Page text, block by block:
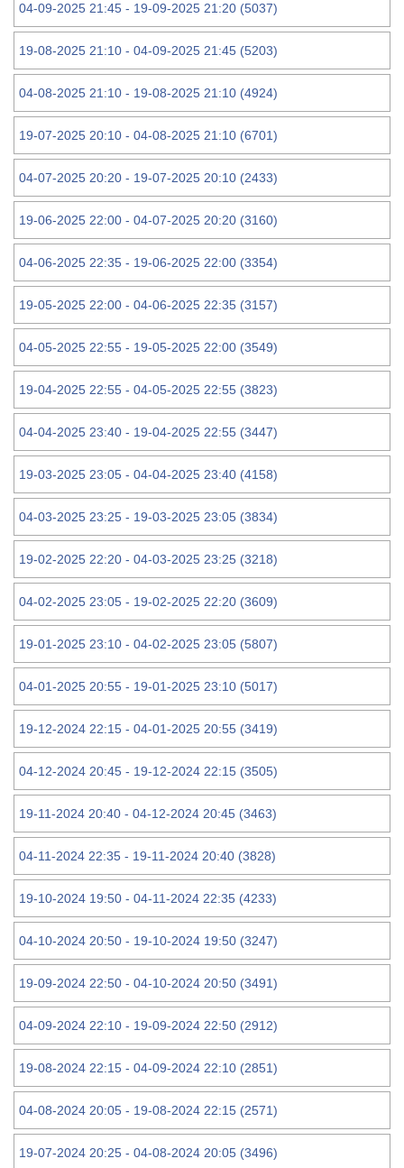
04-09-2025 21:45 - 19-09-2025 21:20 (5037)
19-08-2025 21:10 - 04-09-2025 21:45 (5203)
04-08-2025 21:10 - 19-08-2025 21:10 (4924)
19-07-2025 20:10 - 04-08-2025 21:10 (6701)
04-07-2025 20:20 - 19-07-2025 20:10 (2433)
19-06-2025 22:00 - 04-07-2025 20:20 (3160)
04-06-2025 22:35 - 19-06-2025 22:00 (3354)
19-05-2025 22:00 - 04-06-2025 22:35 (3157)
04-05-2025 22:55 - 19-05-2025 22:00 (3549)
19-04-2025 22:55 - 04-05-2025 22:55 (3823)
04-04-2025 23:40 - 19-04-2025 22:55 (3447)
19-03-2025 23:05 - 04-04-2025 23:40 (4158)
04-03-2025 23:25 - 19-03-2025 23:05 (3834)
19-02-2025 22:20 - 04-03-2025 23:25 (3218)
04-02-2025 23:05 - 19-02-2025 22:20 (3609)
19-01-2025 23:10 - 04-02-2025 23:05 (5807)
04-01-2025 20:55 - 19-01-2025 23:10 (5017)
19-12-2024 22:15 - 04-01-2025 20:55 (3419)
04-12-2024 20:45 - 19-12-2024 22:15 (3505)
19-11-2024 20:40 - 04-12-2024 20:45 (3463)
04-11-2024 22:35 - 19-11-2024 20:40 (3828)
19-10-2024 19:50 - 04-11-2024 22:35 (4233)
04-10-2024 20:50 - 19-10-2024 19:50 (3247)
19-09-2024 22:50 - 04-10-2024 20:50 (3491)
04-09-2024 22:10 - 19-09-2024 22:50 (2912)
19-08-2024 22:15 - 04-09-2024 22:10 (2851)
04-08-2024 20:05 - 19-08-2024 22:15 (2571)
19-07-2024 20:25 - 04-08-2024 20:05 (3496)